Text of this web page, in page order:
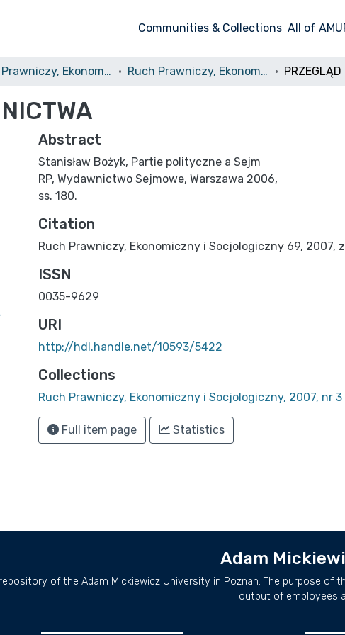
Communities & Collections All of
Ruch Prawniczy, Ekonomiczny i Socjologiczny Ruch Prawniczy, Ekonomiczny i Socjologiczny, 2007, nr 3
Abstract
Stanisław Bożyk, Partie polityczne a Sejm
RP, Wydawnictwo Sejmowe, Warszawa 2006,
ss. 180.
Citation
Ruch Prawniczy, Ekonomiczny i Socjologiczny 69, 2007,
ISSN
0035-9629
URI
http://hdl.handle.net/10593/5422
Collections
Ruch Prawniczy, Ekonomiczny i Socjologiczny, 2007, nr 3
Full item page Statistics
Adam
of the Adam Mickiewicz University in Poznan. The purpose
output of employees